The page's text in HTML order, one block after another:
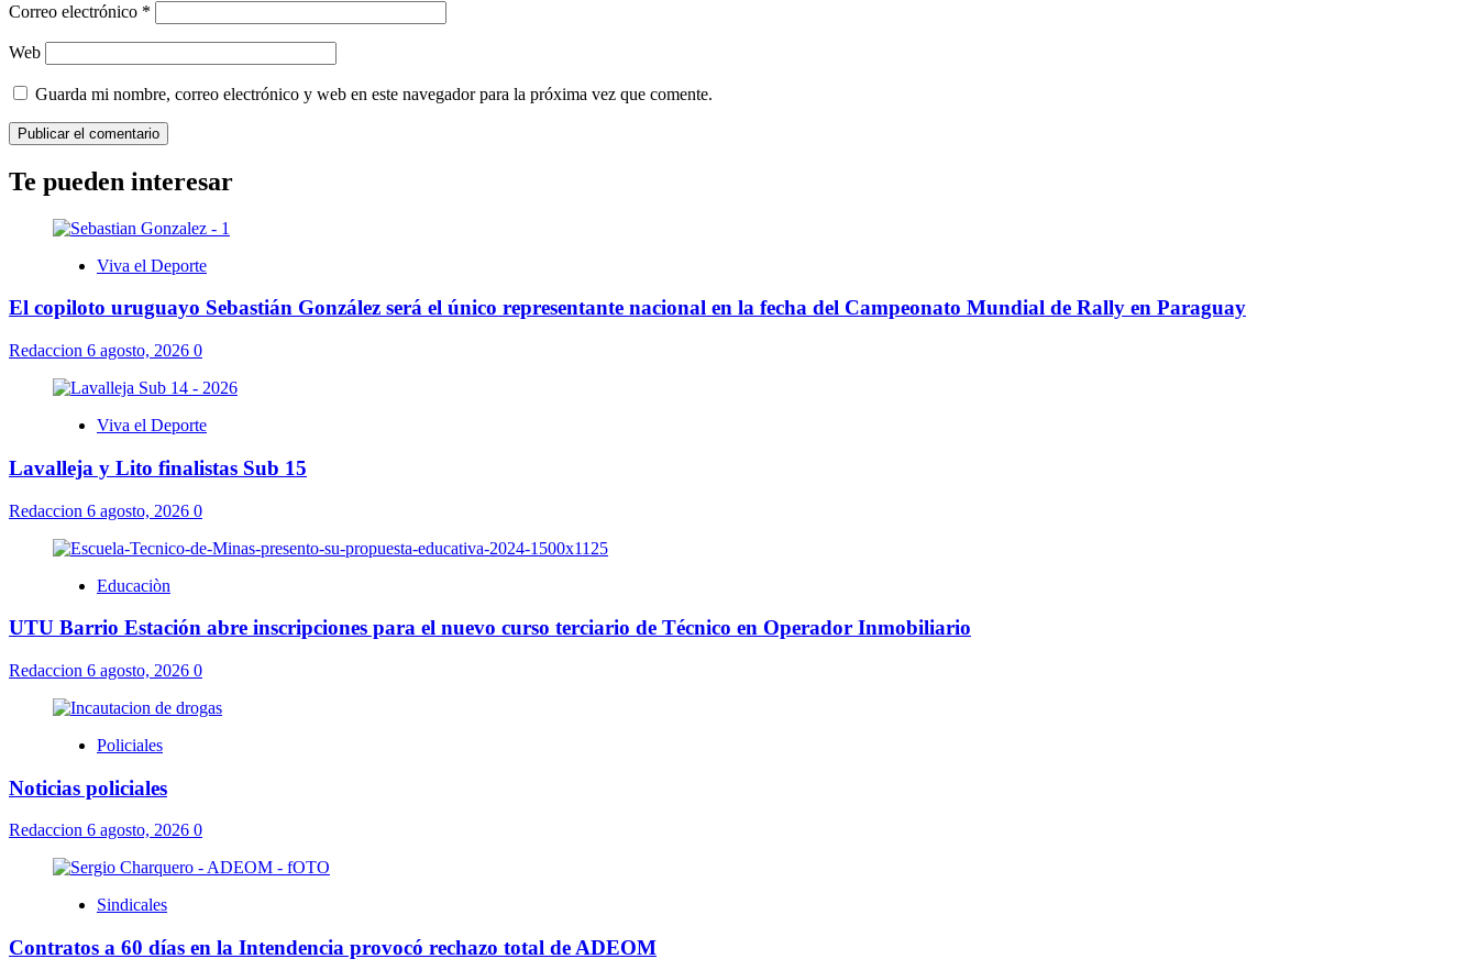
Correo electrónico *
Web
Guarda mi nombre, correo electrónico y web en este navegador para la próxima vez que comente.
Te pueden interesar
Viva el Deporte
El copiloto uruguayo Sebastián González será el único representante nacional en la fecha del Campeonato Mundial de Rally en Paraguay
Redaccion 6 agosto, 2026 0
Viva el Deporte
Lavalleja y Lito finalistas Sub 15
Redaccion 6 agosto, 2026 0
Educaciòn
UTU Barrio Estación abre inscripciones para el nuevo curso terciario de Técnico en Operador Inmobiliario
Redaccion 6 agosto, 2026 0
Policiales
Noticias policiales
Redaccion 6 agosto, 2026 0
Sindicales
Contratos a 60 días en la Intendencia provocó rechazo total de ADEOM